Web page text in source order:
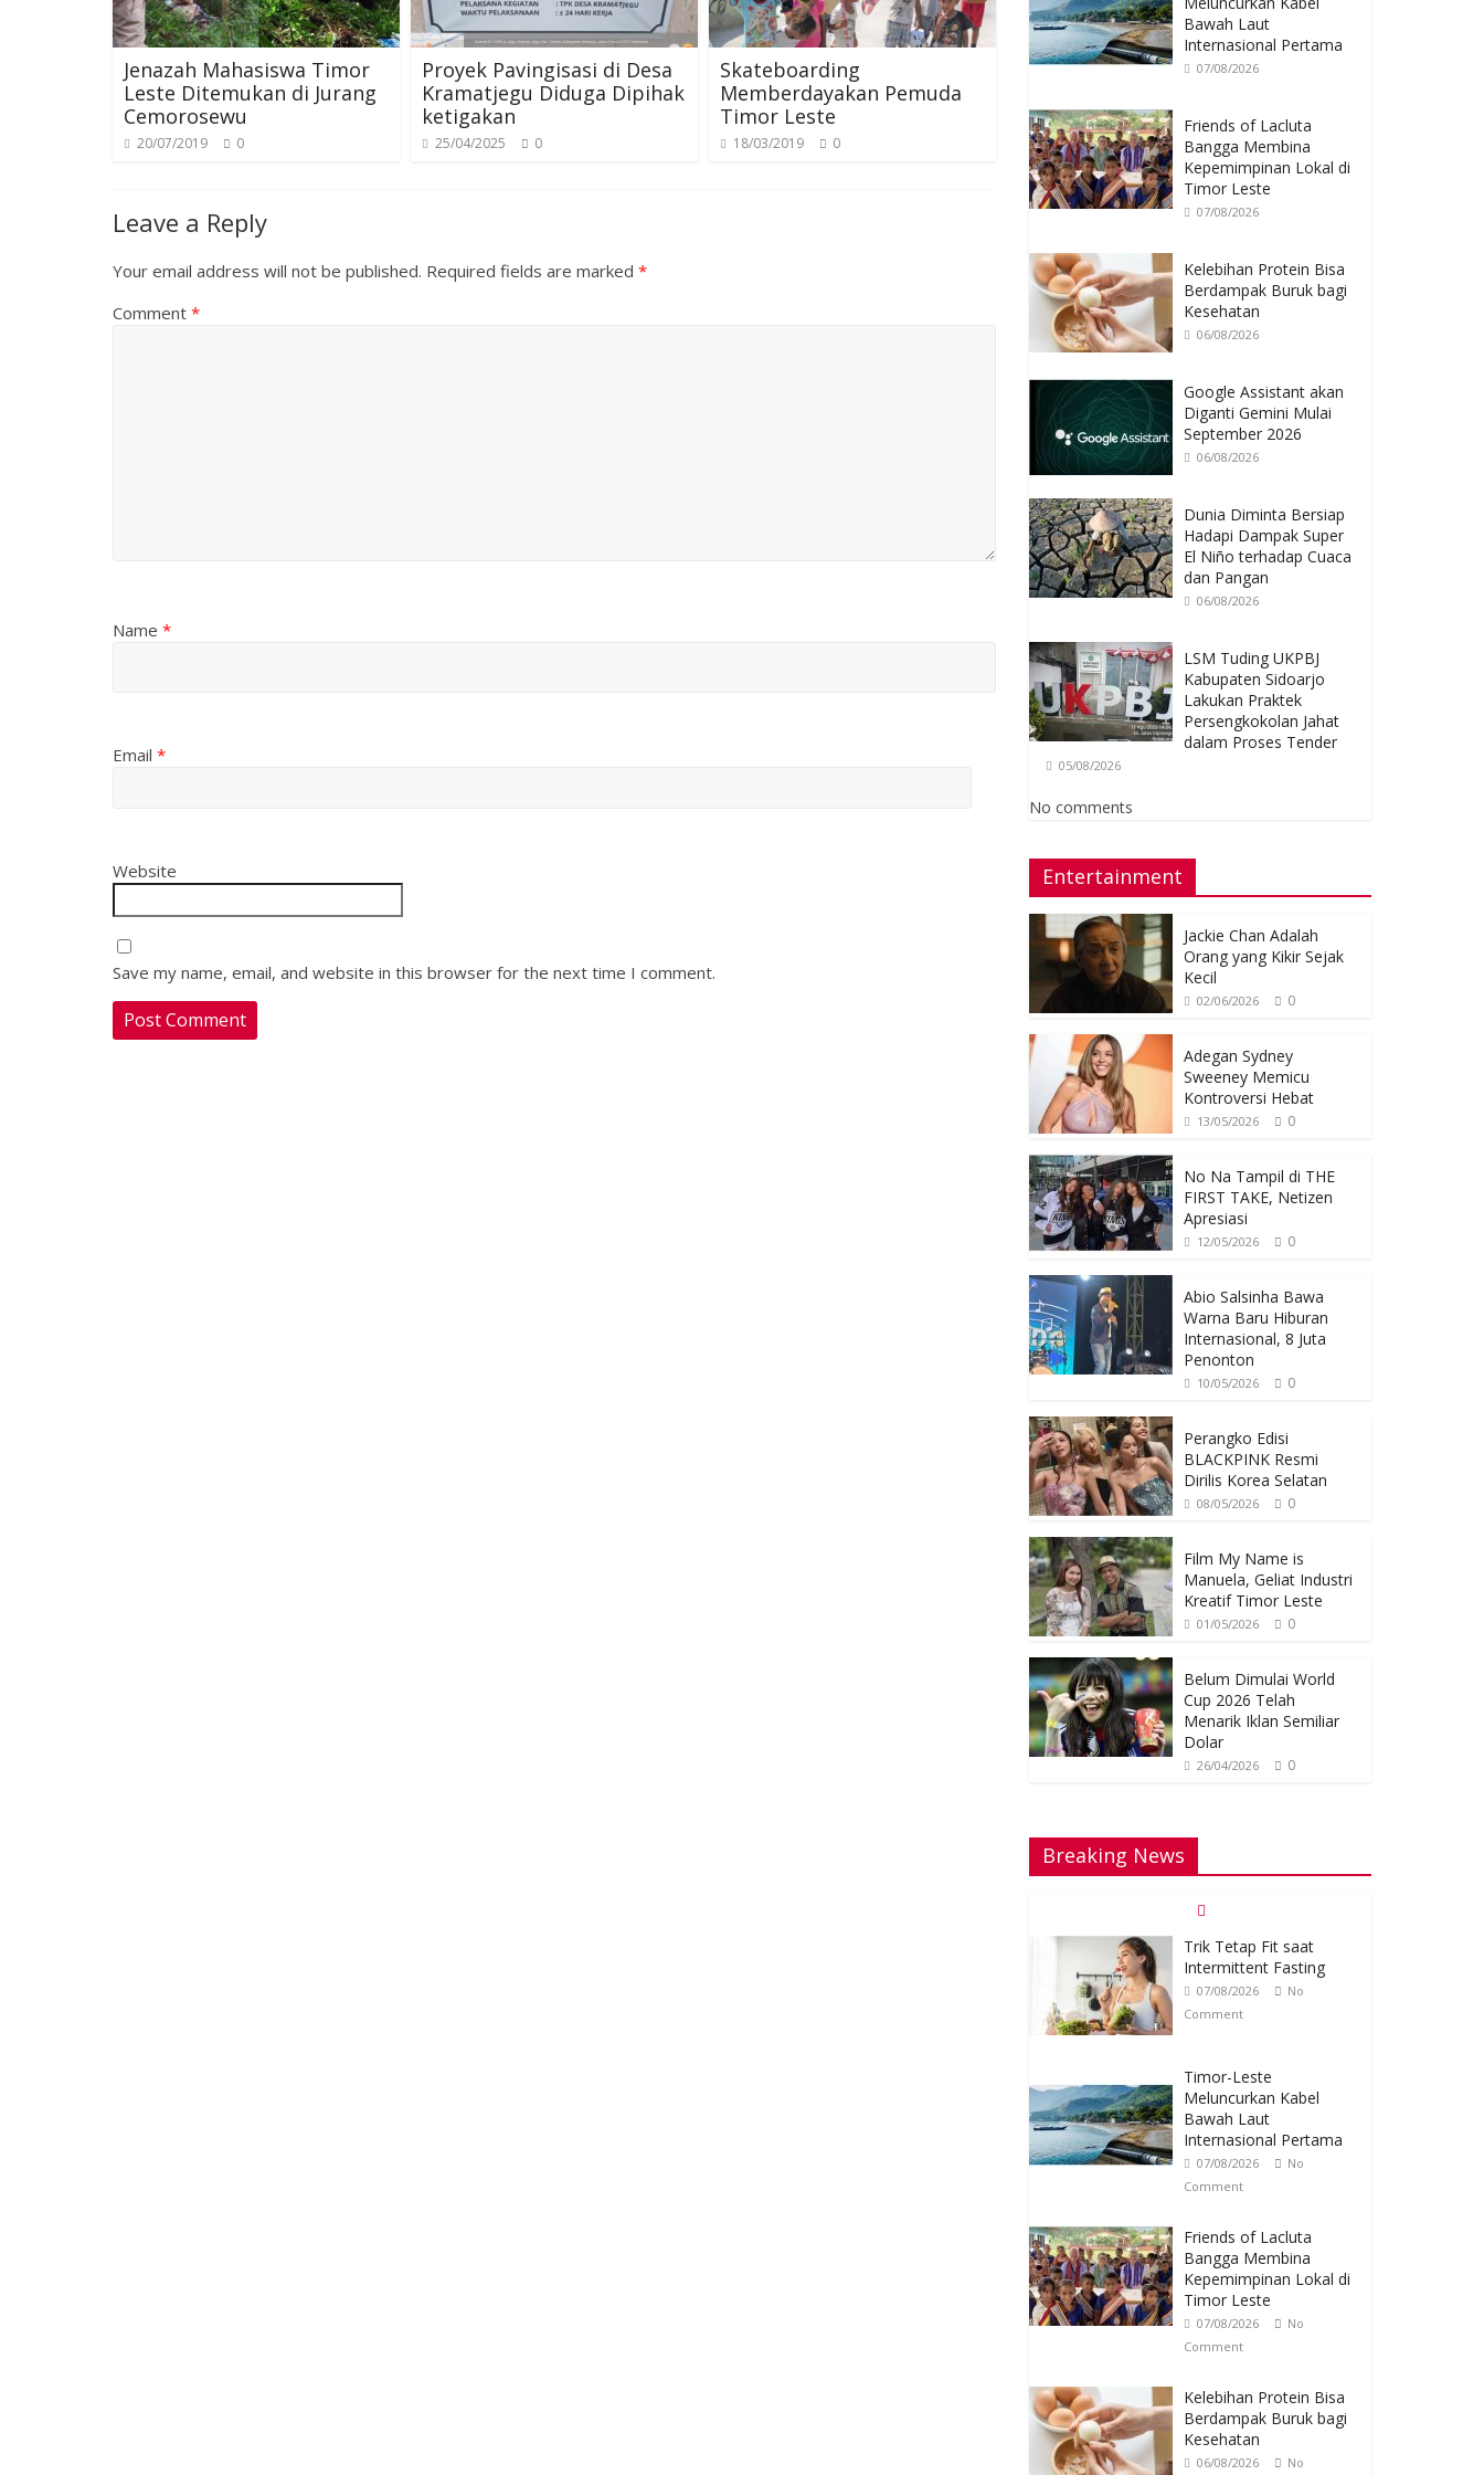
t
Jenazah Mahasiswa Timor
Leste Ditemukan di Jurang
Cemorosewu
20/07/2019 0
Proyek Pavingisasi di Desa
Kramatjegu Diduga Dipihak
ketigakan
25/04/2025 0
Skateboarding
Memberdayakan Pemuda
Timor Leste
18/03/2019 0
Leave a Reply
Your email address will not be published. Required fields are marked *
Comment *
Name *
Email *
Website
Save my name, email, and website in this browser for the next time I comment.
Bawah Laut
Internasional Pertama
07/08/2026
Friends of Lacluta
Bangga Membina
Kepemimpinan Lokal di
Timor Leste
07/08/2026
Kelebihan Protein Bisa
Berdampak Buruk bagi
Kesehatan
06/08/2026
Google Assistant akan
Diganti Gemini Mulai
September 2026
06/08/2026
Dunia Diminta Bersiap
Hadapi Dampak Super
El Niño terhadap Cuaca
dan Pangan
06/08/2026
LSM Tuding UKPBJ
Kabupaten Sidoarjo
Lakukan Praktek
Persengkokolan Jahat
dalam Proses Tender
05/08/2026
No comments
Entertainment
Jackie Chan Adalah
Orang yang Kikir Sejak
Kecil
02/06/2026 0
Adegan Sydney
Sweeney Memicu
Kontroversi Hebat
13/05/2026 0
No Na Tampil di THE
FIRST TAKE, Netizen
Apresiasi
12/05/2026 0
Abio Salsinha Bawa
Warna Baru Hiburan
Internasional, 8 Juta
Penonton
10/05/2026 0
Perangko Edisi
BLACKPINK Resmi
Dirilis Korea Selatan
08/05/2026 0
Film My Name is
Manuela, Geliat Industri
Kreatif Timor Leste
01/05/2026 0
Belum Dimulai World
Cup 2026 Telah
Menarik Iklan Semiliar
Dolar
26/04/2026 0
Breaking News
Trik Tetap Fit saat
Intermittent Fasting
07/08/2026
No
Comment
Timor-Leste
Meluncurkan Kabel
Bawah Laut
Internasional Pertama
07/08/2026
No
Comment
Friends of Lacluta
Bangga Membina
Kepemimpinan Lokal di
Timor Leste
07/08/2026
No
Comment
Kelebihan Protein Bisa
Berdampak Buruk bagi
Kesehatan
06/08/2026 No